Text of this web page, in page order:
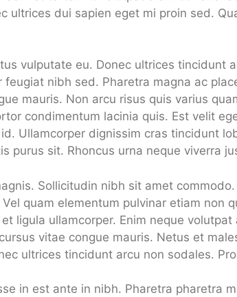
ultrices dui sapien eget mi proin sed.
vulputate eu. Donec ultrices tincidunt
nibh sed. Pharetra magna ac
mauris. Non arcu risus quis varius
condimentum lacinia quis. Est velit
Ullamcorper dignissim cras tincidunt
purus sit. Rhoncus urna neque viverra
Sollicitudin nibh sit amet
quam elementum pulvinar etiam non
ligula ullamcorper. Enim neque
vitae congue mauris. Netus et
ultrices tincidunt arcu non sodales.
in est ante in nibh. Pharetra pharetra